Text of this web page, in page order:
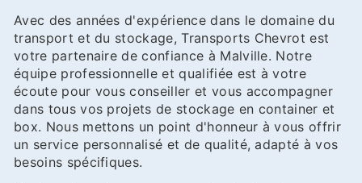
Avec des années d'expérience dans le domaine du
transport et du stockage, Transports Chevrot est
votre partenaire de confiance à Malville. Notre
équipe professionnelle et qualifiée est à votre
écoute pour vous conseiller et vous accompagner
dans tous vos projets de stockage en container et
box. Nous mettons un point d'honneur à vous offrir
un service personnalisé et de qualité, adapté à vos
besoins spécifiques.